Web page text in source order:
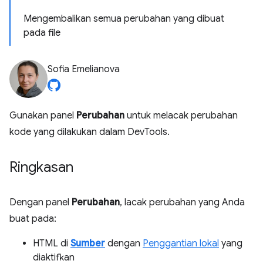
Mengembalikan semua perubahan yang dibuat
pada file
Sofia Emelianova
Gunakan panel Perubahan untuk melacak perubahan
kode yang dilakukan dalam DevTools.
Ringkasan
Dengan panel Perubahan, lacak perubahan yang Anda
buat pada:
HTML di Sumber dengan Penggantian lokal yang
diaktifkan